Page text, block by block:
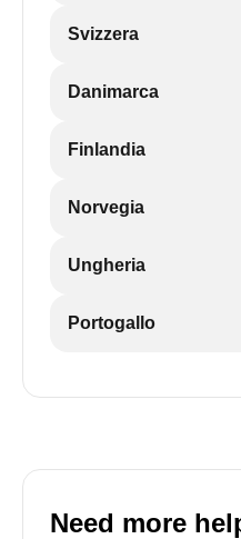
Svizzera
Danimarca
Finlandia
Norvegia
Ungheria
Portogallo
Need more